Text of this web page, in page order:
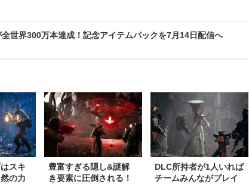
世界300万本達成！記念アイテムパックを7月14日配信へ
スキ
の力
豊富すぎる隠し&謎解
き要素に圧倒される！
DLC所持者が1人いれば
チームみんながプレイ